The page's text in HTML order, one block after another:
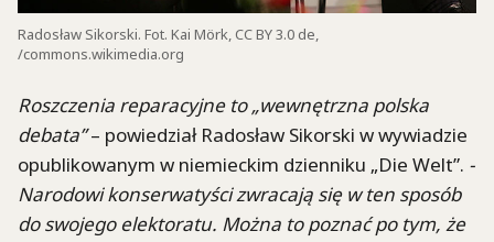
Radosław Sikorski. Fot. Kai Mörk, CC BY 3.0 de,
/commons.wikimedia.org
Roszczenia reparacyjne to „wewnętrzna polska
debata”– powiedział Radosław Sikorski w wywiadzie
opublikowanym w niemieckim dzienniku „Die Welt”. -
Narodowi konserwatyści zwracają się w ten sposób
do swojego elektoratu. Można to poznać po tym, że